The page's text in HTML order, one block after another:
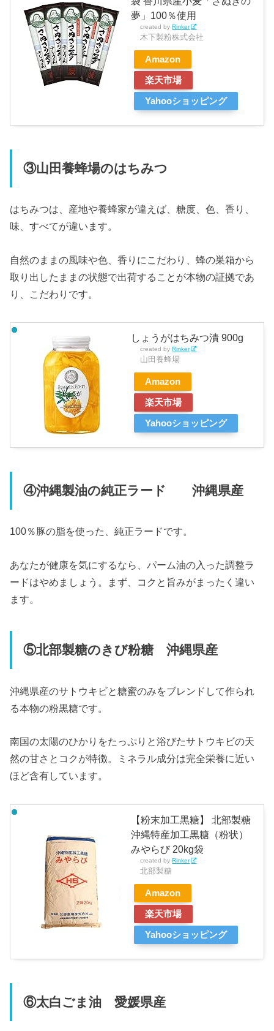
夢」100％使用
created byRinker
木下製粉株式会社
Amazon
楽天市場
Yahooショッピング
③山田養蜂場のはちみつ
はちみつは、産地や養蜂家が違えば、糖度、色、香り、
味、すべてが違います。
自然のままの風味や色、香りにこだわり、蜂の巣箱から
取り出したままの状態で出荷することが本物の証拠であ
り、こだわりです。
しょうがはちみつ漬 900g
created by Rinker
山田養蜂場
Amazon
楽天市場
Yahooショッピング
④沖縄製油の純正ラード 沖縄県産
100％豚の脂を使った、純正ラードです。
あなたが健康を気にするなら、パーム油の入った調整ラ
ードはやめましょう。まず、コクと旨みがまったく違い
ます。
⑤北部製糖のきび粉糖 沖縄県産
沖縄県産のサトウキビと糖蜜のみをブレンドして作られ
る本物の粉黒糖です。
南国の太陽のひかりをたっぷりと浴びたサトウキビの天
然の甘さとコクが特徴。ミネラル成分は完全栄養に近い
ほど含有しています。
【粉末加工黒糖】 北部製糖
沖縄特産加工黒糖（粉状）
みやらび 20kg袋
created byRinker
北部製糖
Amazon
楽天市場
Yahooショッピング
⑥太白ごま油 愛媛県産